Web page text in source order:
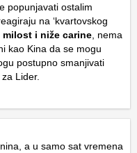
popunjavati ostalim
na ‘kvartovskog
i niže carine , nema
kao Kina da se mogu
postupno smanjivati
za Lider.
a u samo sat vremena